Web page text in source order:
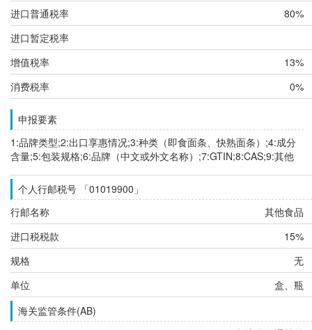
进口普通税率
80%
进口暂定税率
增值税率
13%
消费税率
0%
申报要素
1:品牌类型;2:出口享惠情况;3:种类（即食面条、快熟面条）;4:成分
含量;5:包装规格;6:品牌（中文或外文名称）;7:GTIN;8:CAS;9:其他
个人行邮税号 「01019900」
行邮名称
其他食品
进口税税款
15%
规格
无
单位
盒、瓶
海关监管条件(AB)